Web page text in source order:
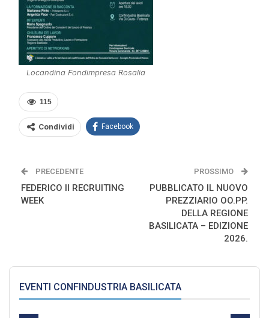
Locandina Fondimpresa Rosalia
115
Condividi Facebook
PRECEDENTE
FEDERICO II RECRUITING
WEEK
PROSSIMO
PUBBLICATO IL NUOVO
PREZZIARIO OO.PP.
DELLA REGIONE
BASILICATA – EDIZIONE
2026.
EVENTI CONFINDUSTRIA BASILICATA